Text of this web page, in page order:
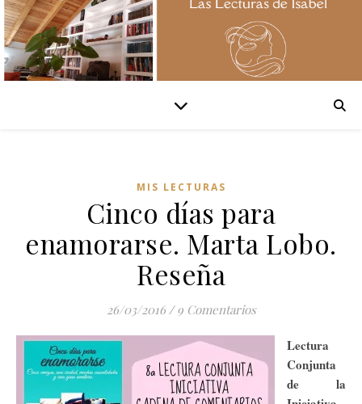
MIS LECTURAS
Cinco días para
enamorarse. Marta Lobo.
Reseña
26/03/2016 / 9 Comentarios
Lectura
Conjunta
de la